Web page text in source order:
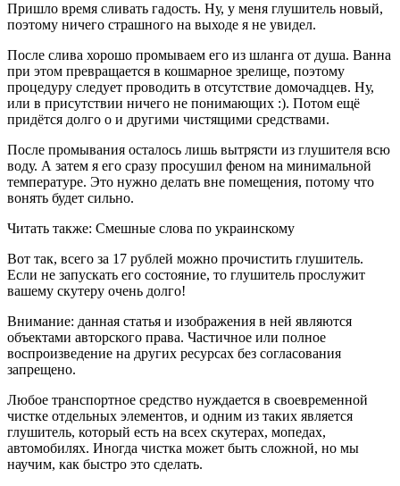
Пришло время сливать гадость. Ну, у меня глушитель новый,
поэтому ничего страшного на выходе я не увидел.
После слива хорошо промываем его из шланга от душа. Ванна
при этом превращается в кошмарное зрелище, поэтому
процедуру следует проводить в отсутствие домочадцев. Ну,
или в присутствии ничего не понимающих :). Потом ещё
придётся долго о и другими чистящими средствами.
После промывания осталось лишь вытрясти из глушителя всю
воду. А затем я его сразу просушил феном на минимальной
температуре. Это нужно делать вне помещения, потому что
вонять будет сильно.
Читать также: Смешные слова по украинскому
Вот так, всего за 17 рублей можно прочистить глушитель.
Если не запускать его состояние, то глушитель прослужит
вашему скутеру очень долго!
Внимание: данная статья и изображения в ней являются
объектами авторского права. Частичное или полное
воспроизведение на других ресурсах без согласования
запрещено.
Любое транспортное средство нуждается в своевременной
чистке отдельных элементов, и одним из таких является
глушитель, который есть на всех скутерах, мопедах,
автомобилях. Иногда чистка может быть сложной, но мы
научим, как быстро это сделать.